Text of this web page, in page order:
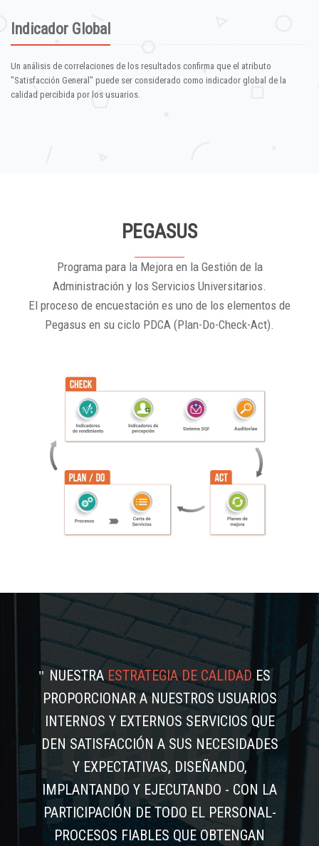
Indicador Global
Un análisis de correlaciones de los resultados confirma que el atributo
"Satisfacción General" puede ser considerado como indicador global de la
calidad percibida por los usuarios.
PEGASUS
Programa para la Mejora en la Gestión de la
Administración y los Servicios Universitarios.
El proceso de encuestación es uno de los elementos de
Pegasus en su ciclo PDCA (Plan-Do-Check-Act).
NUESTRAESTRATEGIA DE CALIDADES
PROPORCIONAR A NUESTROS USUARIOS
INTERNOS Y EXTERNOS SERVICIOS QUE
DEN SATISFACCIÓN A SUS NECESIDADES
Y EXPECTATIVAS, DISEÑANDO,
IMPLANTANDO Y EJECUTANDO - CON LA
PARTICIPACIÓN DE TODO EL PERSONAL-
PROCESOS FIABLES QUE OBTENGAN